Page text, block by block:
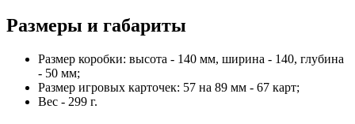
Размеры и габариты
Размер коробки: высота - 140 мм, ширина - 140, глубина
- 50 мм;
Размер игровых карточек: 57 на 89 мм - 67 карт;
Вес - 299 г.